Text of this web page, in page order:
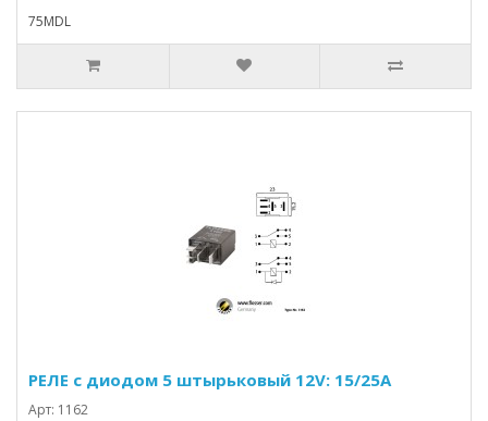
75MDL
РЕЛЕ с диодом 5 штырьковый 12V: 15/25A
Арт: 1162